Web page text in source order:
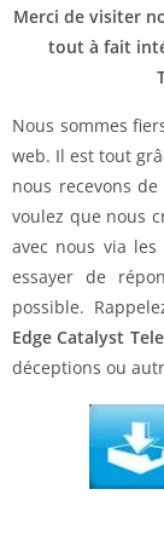
Merci de visiter
tout à fait
Nous sommes
web. Il est tout
nous recevons
voulez que nous
avec nous via les
essayer de
possible.
Edge Catalyst
déceptions ou